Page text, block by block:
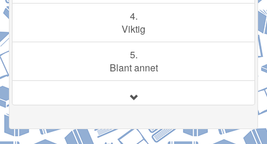
4.
Viktig
5.
Blant annet